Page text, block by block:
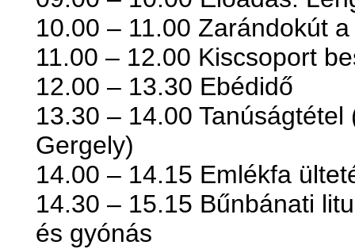
10.00 – 11.00 Zarándokút
11.00 – 12.00 Kiscsoport
12.00 – 13.30 Ebédidő
13.30 – 14.00
Gergely)
14.00 – 14.15 Emlékfa
14.30 – 15.15 Bűnbánati
és gyónás